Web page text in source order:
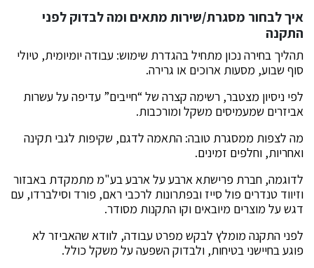
איך לבחור מסגרת/שירות מתאים ומה לבדוק לפני
התקנה
תהליך בחירה נכון מתחיל בהגדרת שימוש: עבודה יומיומית, טיולי
סוף שבוע, מסעות ארוכים או גרירה.
לפי ניסיון מצטבר, רשימה קצרה של “חייבים” עדיפה על עשרות
אביזרים שמעמיסים משקל ומורכבות.
מה לצפות ממסגרת טובה: התאמה לדגם, שקיפות לגבי תקינה
ואחריות, וחלפים זמינים.
לדוגמה, חברת פרישתא ארבע על ארבע בע"מ מתמקדת באבזור
וזיווד טנדרים פול סייז ובפתרונות לרכבי ראם, פורד וסילברדו, עם
דגש על מוצרים מיובאים וקו התקנות מסודר.
לפני התקנה מומלץ לבקש מפרט עבודה, לוודא שהאביזר לא
פוגע בחיישני בטיחות, ולבדוק השפעה על משקל כולל.